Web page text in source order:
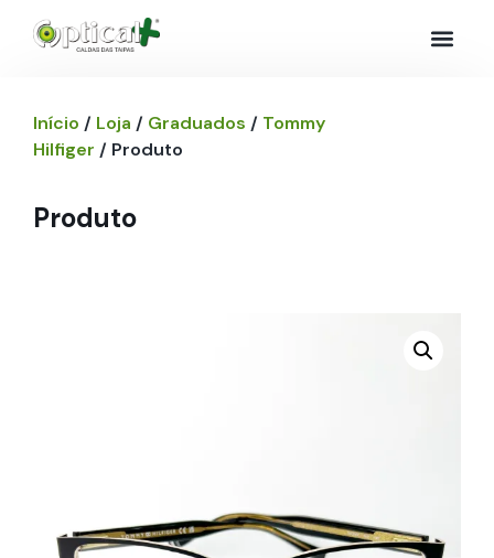
Início / Loja / Graduados / Tommy
Hilfiger / Produto
Produto